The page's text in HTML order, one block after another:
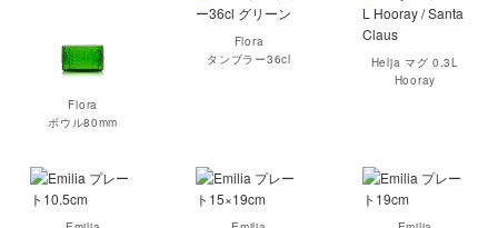
Flora
ボウル80mm
Flora
タンブラー36cl
Helja マグ 0.3L
Hooray